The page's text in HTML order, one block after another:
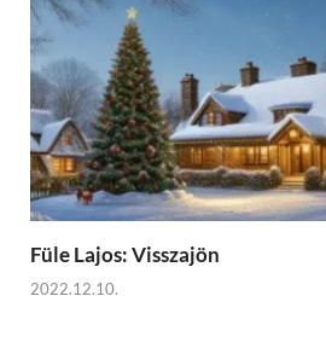
Füle Lajos: Visszajön
2022.12.10.